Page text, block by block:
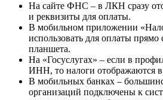
На сайте ФНС – в ЛКН сразу
и реквизиты для оплаты.
В мобильном приложении
использовать для оплаты прямо
планшета.
На «Госуслугах» – если в
ИНН, то налоги отображаются в
В мобильных банках –
организаций подключены к